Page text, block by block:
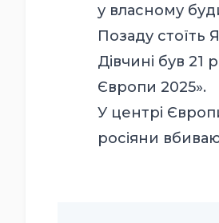
у власному
Позаду стоїть
Дівчині був 21
Європи 2025».
У центрі
росіяни